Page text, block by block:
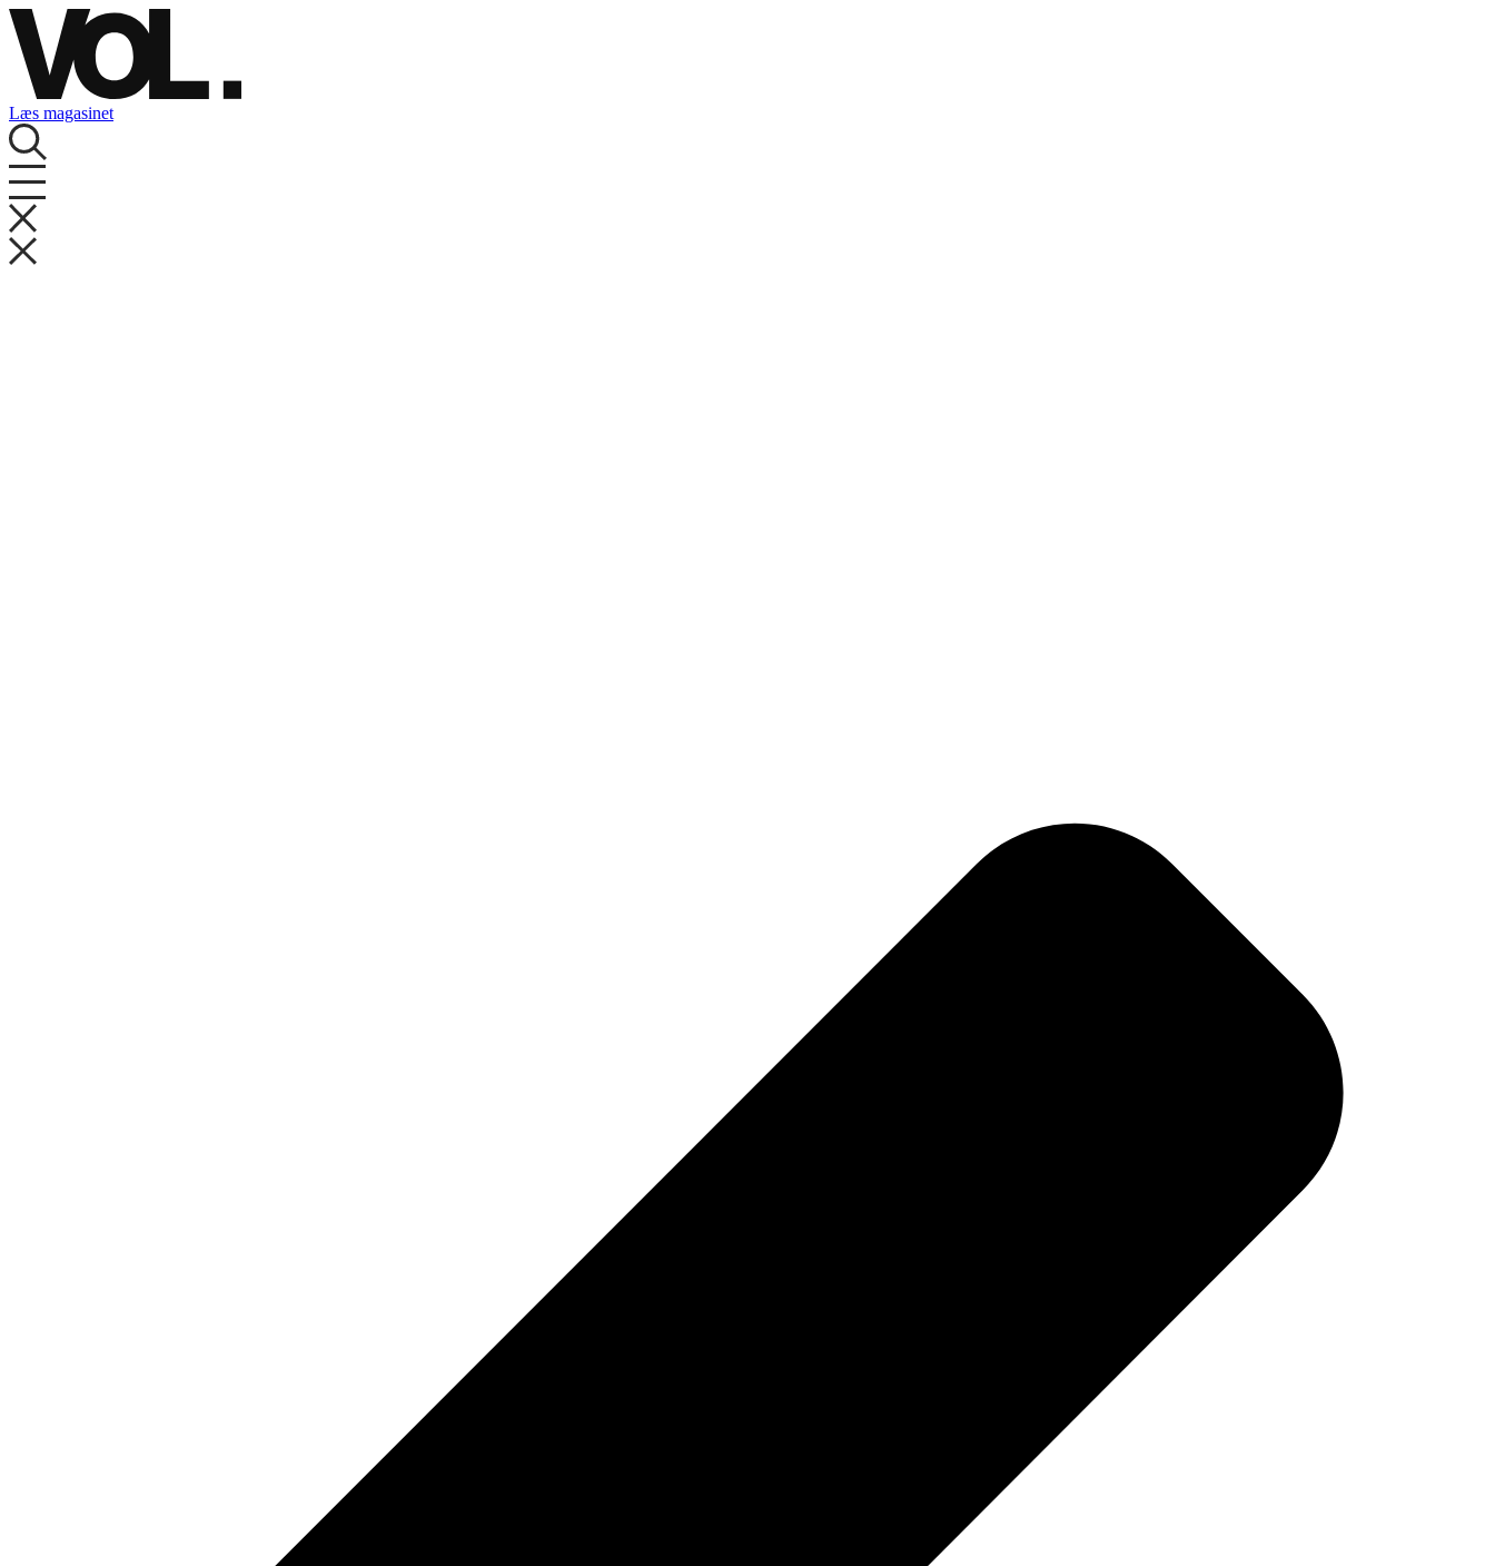
Videre
til
indhold
Læs magasinet